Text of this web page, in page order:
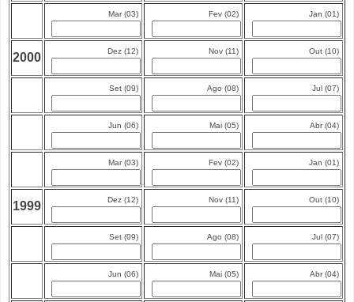
Mar (03) Fev (02) Jan (01)
2000 Dez (12) Nov (11) Out (10)
Set (09) Ago (08) Jul (07)
Jun (06) Mai (05) Abr (04)
Mar (03) Fev (02) Jan (01)
1999 Dez (12) Nov (11) Out (10)
Set (09) Ago (08) Jul (07)
Jun (06) Mai (05) Abr (04)